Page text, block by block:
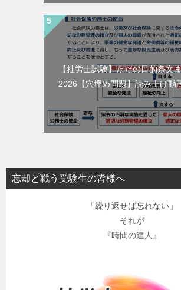
【社労士試験】ただの目的条文
2026【穴埋め問題】読み上げ動
忘却と戦う受験生の皆様へ
「繰り返せば忘れない」
それが
『時間の達人』